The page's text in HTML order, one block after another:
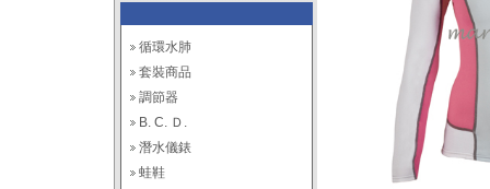
循環水肺
套裝商品
調節器
B. C. Ｄ.
潛水儀錶
蛙鞋